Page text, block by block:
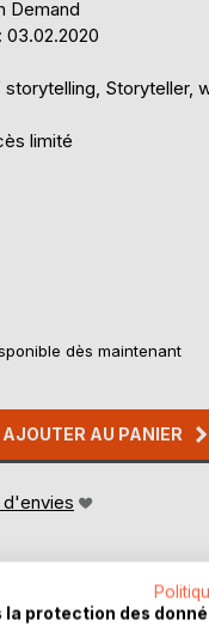
Demand
03.02.2020
Storyteller,
limité
dès maintenant
AJOUTER AU PANIER
d'envies
la protection des